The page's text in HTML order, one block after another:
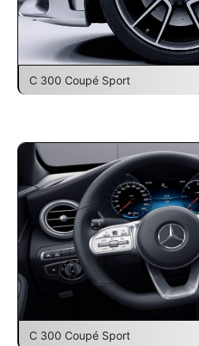
C 300 Coupé Sport
C 300 Coupé Sport